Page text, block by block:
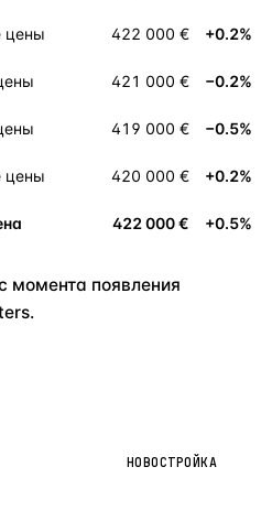
цены 422 000 € +0.2%
421 000 € −0.2%
419 000 € −0.5%
цены 420 000 € +0.2%
422 000 € +0.5%
момента появления
НОВОСТРОЙКА